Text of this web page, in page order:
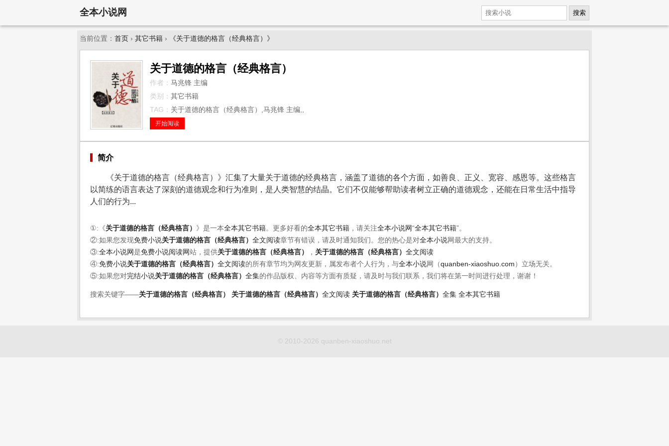
全本小说网 搜索
当前位置： 首页 › 其它书籍 › 《关于道德的格言（经典格言）》
关于道德的格言（经典格言）
作者： 马兆锋 主编
类别： 其它书籍
TAG： 关于道德的格言（经典格言）,马兆锋 主编,,
开始阅读
简介
《关于道德的格言（经典格言）》汇集了大量关于道德的经典格言，涵盖了道德的各个方面，如善良、正义、宽容、感恩等。这些格言
以简练的语言表达了深刻的道德观念和行为准则，是人类智慧的结晶。它们不仅能够帮助读者树立正确的道德观念，还能在日常生活中指导
人们的行为...
①:《关于道德的格言（经典格言） 》是一本全本其它书籍。更多好看的全本其它书籍 ，请关注全本小说网“全本其它书籍”。
②:如果您发现免费小说关于道德的格言（经典格言） 全文阅读章节有错误，请及时通知我们。您的热心是对全本小说网最大的支持。
③:全本小说网是免费小说阅读网站，提供关于道德的格言（经典格言） ， 关于道德的格言（经典格言） 全文阅读
④:免费小说关于道德的格言（经典格言） 全文阅读的所有章节均为网友更新，属发布者个人行为，与全本小说网（quanben-xiaoshuo.com ）立场无关。
⑤:如果您对完结小说关于道德的格言（经典格言） 全集的作品版权、内容等方面有质疑，请及时与我们联系，我们将在第一时间进行处理，谢谢！
搜索关键字——关于道德的格言（经典格言） 关于道德的格言（经典格言） 全文阅读 关于道德的格言（经典格言） 全集 全本其它书籍
© 2010-2026 quanben-xiaoshuo.net